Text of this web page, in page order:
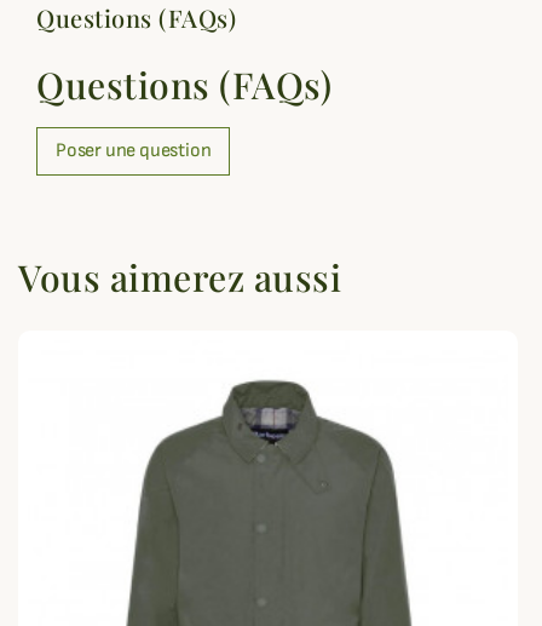
Questions (FAQs)
Questions (FAQs)
Poser une question
Vous aimerez aussi